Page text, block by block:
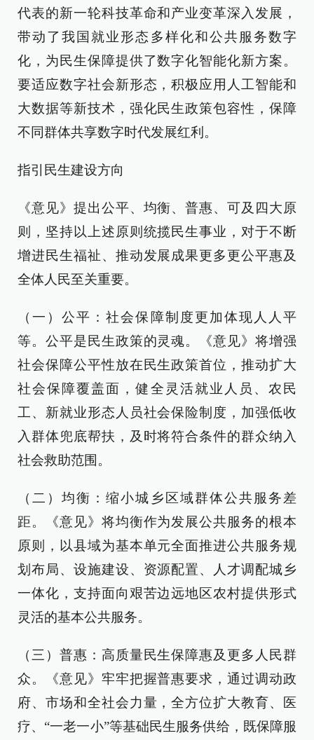
代表的新一轮科技革命和产业变革深入发展，
带动了我国就业形态多样化和公共服务数字
化，为民生保障提供了数字化智能化新方案。
要适应数字社会新形态，积极应用人工智能和
大数据等新技术，强化民生政策包容性，保障
不同群体共享数字时代发展红利。
指引民生建设方向
《意见》提出公平、均衡、普惠、可及四大原
则，坚持以上述原则统揽民生事业，对于不断
增进民生福祉、推动发展成果更多更公平惠及
全体人民至关重要。
（一）公平：社会保障制度更加体现人人平
等。公平是民生政策的灵魂。《意见》将增强
社会保障公平性放在民生政策首位，推动扩大
社会保障覆盖面，健全灵活就业人员、农民
工、新就业形态人员社会保险制度，加强低收
入群体兜底帮扶，及时将符合条件的群众纳入
社会救助范围。
（二）均衡：缩小城乡区域群体公共服务差
距。《意见》将均衡作为发展公共服务的根本
原则，以县域为基本单元全面推进公共服务规
划布局、设施建设、资源配置、人才调配城乡
一体化，支持面向艰苦边远地区农村提供形式
灵活的基本公共服务。
（三）普惠：高质量民生保障惠及更多人民群
众。《意见》牢牢把握普惠要求，通过调动政
府、市场和全社会力量，全方位扩大教育、医
疗、“一老一小”等基础民生服务供给，既保障服